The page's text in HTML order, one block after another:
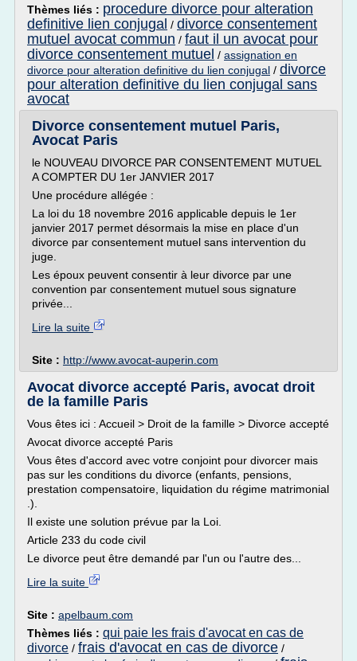
Thèmes liés : procedure divorce pour alteration
definitive lien conjugal / divorce consentement
mutuel avocat commun / faut il un avocat pour
divorce consentement mutuel / assignation en
divorce pour alteration definitive du lien conjugal / divorce
pour alteration definitive du lien conjugal sans
avocat
Divorce consentement mutuel Paris,
Avocat Paris
le NOUVEAU DIVORCE PAR CONSENTEMENT MUTUEL
A COMPTER DU 1er JANVIER 2017
Une procédure allégée :
La loi du 18 novembre 2016 applicable depuis le 1er
janvier 2017 permet désormais la mise en place d'un
divorce par consentement mutuel sans intervention du
juge.
Les époux peuvent consentir à leur divorce par une
convention par consentement mutuel sous signature
privée...
Lire la suite
Site : http://www.avocat-auperin.com
Avocat divorce accepté Paris, avocat droit
de la famille Paris
Vous êtes ici : Accueil > Droit de la famille > Divorce accepté
Avocat divorce accepté Paris
Vous êtes d'accord avec votre conjoint pour divorcer mais
pas sur les conditions du divorce (enfants, pensions,
prestation compensatoire, liquidation du régime matrimonial
.).
Il existe une solution prévue par la Loi.
Article 233 du code civil
Le divorce peut être demandé par l'un ou l'autre des...
Lire la suite
Site : apelbaum.com
Thèmes liés : qui paie les frais d'avocat en cas de
divorce / frais d'avocat en cas de divorce /